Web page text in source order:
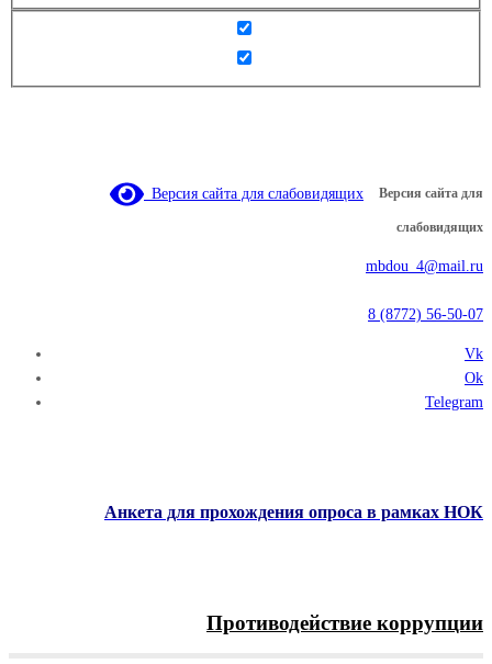
Версия сайта для слабовидящих Версия сайта для
слабовидящих
mbdou_4@mail.ru
8 (8772) 56-50-07
Vk
Ok
Telegram
Анкета для прохождения опроса в рамках НОК
Противодействие коррупции